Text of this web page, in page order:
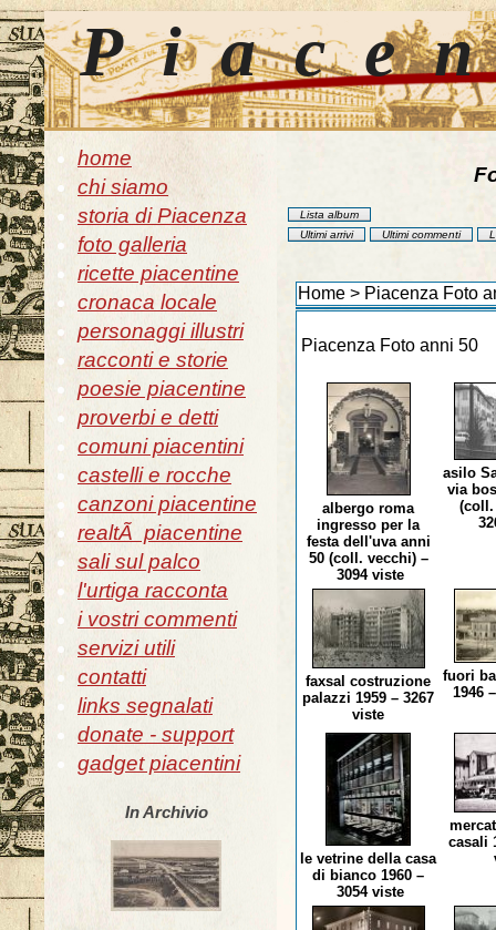
home
chi siamo
storia di Piacenza
foto galleria
ricette piacentine
cronaca locale
personaggi illustri
racconti e storie
poesie piacentine
proverbi e detti
comuni piacentini
castelli e rocche
canzoni piacentine
realtÃ piacentine
sali sul palco
l'urtiga racconta
i vostri commenti
servizi utili
contatti
links segnalati
donate - support
gadget piacentini
In Archivio
Lista album
Ultimi arrivi
Ultimi commenti
Home > Piacenza Foto
Piacenza Foto anni 50
albergo roma
ingresso per la
festa dell'uva anni
50 (coll. vecchi) –
3094 viste
asilo
via
(coll.
faxsal costruzione
palazzi 1959 – 3267
viste
fuori
1946
le vetrine della casa
di bianco 1960 –
3054 viste
casali